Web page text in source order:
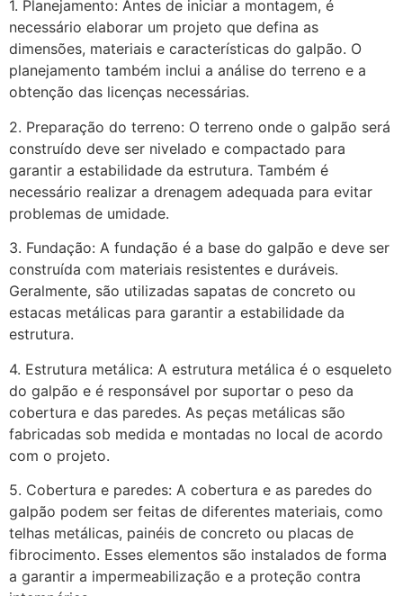
1. Planejamento: Antes de iniciar a montagem, é
necessário elaborar um projeto que defina as
dimensões, materiais e características do galpão. O
planejamento também inclui a análise do terreno e a
obtenção das licenças necessárias.
2. Preparação do terreno: O terreno onde o galpão será
construído deve ser nivelado e compactado para
garantir a estabilidade da estrutura. Também é
necessário realizar a drenagem adequada para evitar
problemas de umidade.
3. Fundação: A fundação é a base do galpão e deve ser
construída com materiais resistentes e duráveis.
Geralmente, são utilizadas sapatas de concreto ou
estacas metálicas para garantir a estabilidade da
estrutura.
4. Estrutura metálica: A estrutura metálica é o esqueleto
do galpão e é responsável por suportar o peso da
cobertura e das paredes. As peças metálicas são
fabricadas sob medida e montadas no local de acordo
com o projeto.
5. Cobertura e paredes: A cobertura e as paredes do
galpão podem ser feitas de diferentes materiais, como
telhas metálicas, painéis de concreto ou placas de
fibrocimento. Esses elementos são instalados de forma
a garantir a impermeabilização e a proteção contra